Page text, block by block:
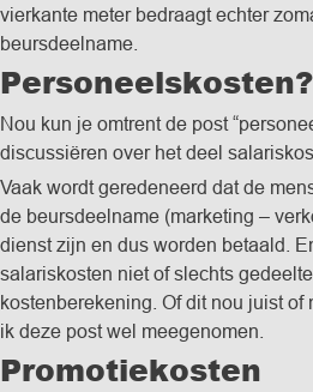
vierkante meter bedraagt echter
beursdeelname.
Personeelskosten?
Nou kun je omtrent de post
discussiëren over het deel
Vaak wordt geredeneerd dat de
de beursdeelname (marketing –
dienst zijn en dus worden betaald.
salariskosten niet of slechts
kostenberekening. Of dit nou juist
ik deze post wel meegenomen.
Promotiekosten